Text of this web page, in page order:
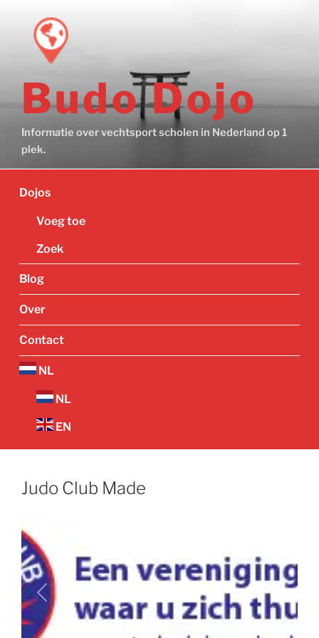
Budo Dojo
Informatie over vechtsport scholen in Nederland op 1
plek.
Dojos
Voeg toe
Zoek
Blog
Over
Contact
NL
NL
EN
Judo Club Made
Vorige